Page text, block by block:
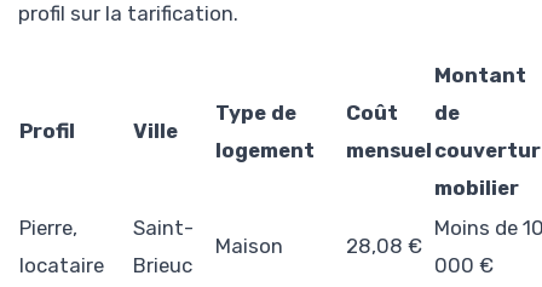
profil sur la tarification.
Profil Ville
Type de
logement
Coût
mensuel
Montant
de
mobilier
Pierre,
locataire
Saint-
Brieuc
Maison 28,08 €
Moins de
000 €